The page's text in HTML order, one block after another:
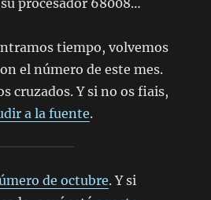
procesador 68008…
tiempo, volvemos
el número de este mes.
cruzados. Y si no os fiais,
a la fuente.
de octubre. Y si